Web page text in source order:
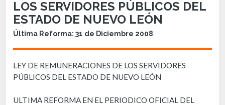
LOS SERVIDORES PÚBLICOS DEL
ESTADO DE NUEVO LEÓN
Última Reforma: 31 de Diciembre 2008
LEY DE REMUNERACIONES DE LOS SERVIDORES
PÚBLICOS DEL ESTADO DE NUEVO LEÓN
ULTIMA REFORMA EN EL PERIODICO OFICIAL DEL